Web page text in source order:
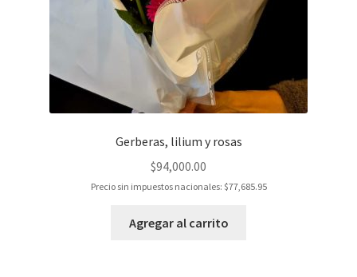
Gerberas, lilium y rosas
$94,000.00
Precio sin impuestos nacionales: $77,685.95
Agregar al carrito